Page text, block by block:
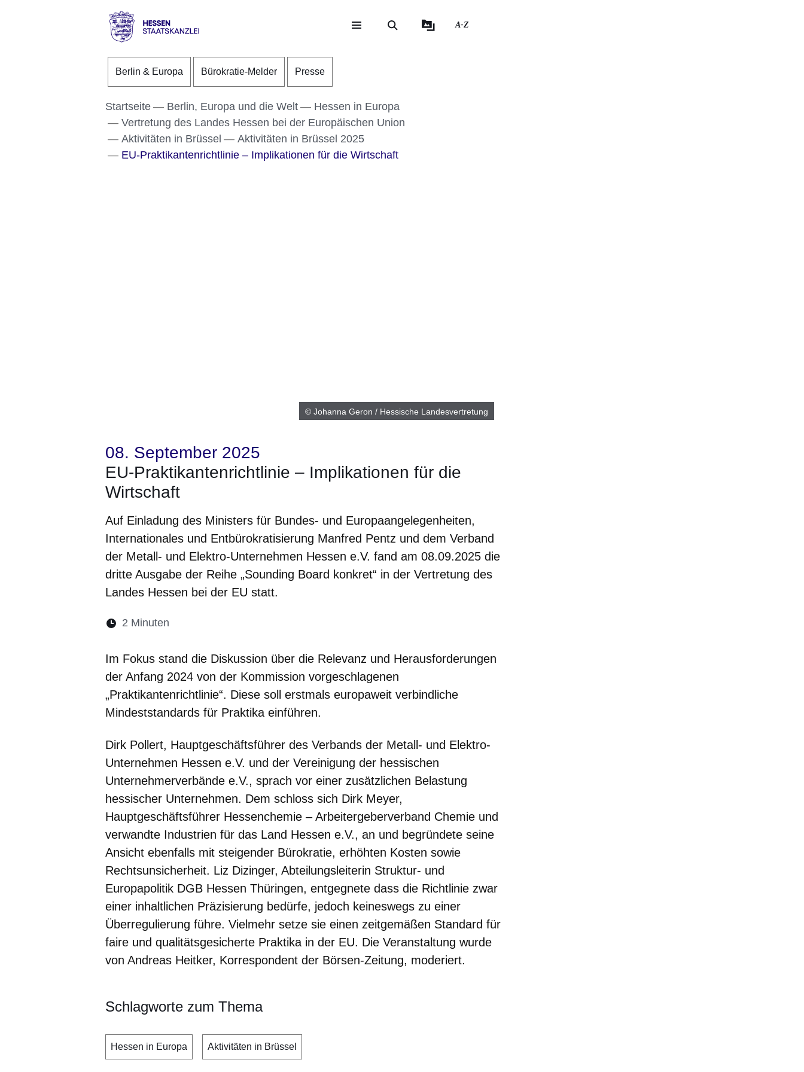
Direkt zum Kopf der Seite
Direkt zum Inhalt
Direkt zum Fuß der Seite
Staatskanzlei
A-Z
Berlin & Europa Bürokratie-Melder Presse
Startseite Berlin, Europa und die Welt
Hessen in Europa
Vertretung des Landes Hessen bei der Europäischen Union
Aktivitäten in Brüssel
Aktivitäten in Brüssel 2025
EU-Praktikantenrichtlinie – Implikationen für die Wirtschaft
© Johanna Geron / Hessische Landesvertretung
08. September 2025
EU-Praktikantenrichtlinie – Implikationen für die
Wirtschaft
Auf Einladung des Ministers für Bundes- und Europaangelegenheiten,
Internationales und Entbürokratisierung Manfred Pentz und dem Verband
der Metall- und Elektro-Unternehmen Hessen e.V. fand am 08.09.2025 die
dritte Ausgabe der Reihe „Sounding Board konkret“ in der Vertretung des
Landes Hessen bei der EU statt.
Lesedauer:
2 Minuten
Im Fokus stand die Diskussion über die Relevanz und Herausforderungen
der Anfang 2024 von der Kommission vorgeschlagenen
„Praktikantenrichtlinie“. Diese soll erstmals europaweit verbindliche
Mindeststandards für Praktika einführen.
Dirk Pollert, Hauptgeschäftsführer des Verbands der Metall- und Elektro-
Unternehmen Hessen e.V. und der Vereinigung der hessischen
Unternehmerverbände e.V., sprach vor einer zusätzlichen Belastung
hessischer Unternehmen. Dem schloss sich Dirk Meyer,
Hauptgeschäftsführer Hessenchemie – Arbeitergeberverband Chemie und
verwandte Industrien für das Land Hessen e.V., an und begründete seine
Ansicht ebenfalls mit steigender Bürokratie, erhöhten Kosten sowie
Rechtsunsicherheit. Liz Dizinger, Abteilungsleiterin Struktur- und
Europapolitik DGB Hessen Thüringen, entgegnete dass die Richtlinie zwar
einer inhaltlichen Präzisierung bedürfe, jedoch keineswegs zu einer
Überregulierung führe. Vielmehr setze sie einen zeitgemäßen Standard für
faire und qualitätsgesicherte Praktika in der EU. Die Veranstaltung wurde
von Andreas Heitker, Korrespondent der Börsen-Zeitung, moderiert.
Schlagworte zum Thema
Hessen in Europa Aktivitäten in Brüssel